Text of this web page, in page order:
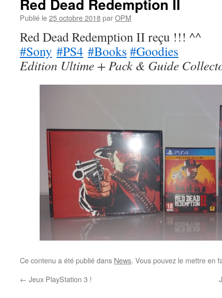
Red Dead Redemption II
Publié le25 octobre 2018parOPM
Red Dead Redemption II reçu !!! ^^
#Sony #PS4 #Books #Goodies
Edition Ultime + Pack & Guide
Ce contenu a été publié dans News. Vous pouvez le mettre en
← Jeux PlayStation 3 !